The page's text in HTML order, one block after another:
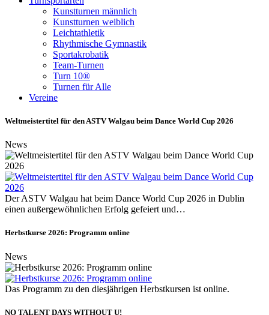
Kunstturnen männlich
Kunstturnen weiblich
Leichtathletik
Rhythmische Gymnastik
Sportakrobatik
Team-Turnen
Turn 10®
Turnen für Alle
Vereine
Weltmeistertitel für den ASTV Walgau beim Dance World Cup 2026
News
Der ASTV Walgau hat beim Dance World Cup 2026 in Dublin
einen außergewöhnlichen Erfolg gefeiert und…
Herbstkurse 2026: Programm online
News
Das Programm zu den diesjährigen Herbstkursen ist online.
NO TALENT DAYS WITHOUT U!